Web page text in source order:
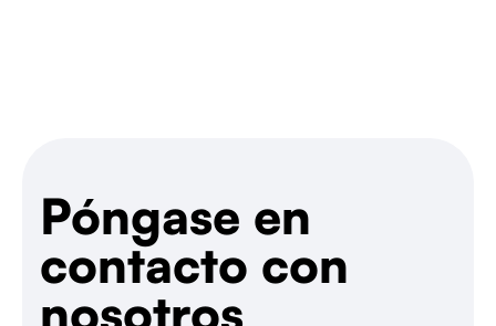
Póngase en
contacto con
nosotros